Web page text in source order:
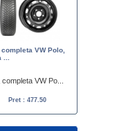
VW Polo,
VW Po...
Pret : 477.50